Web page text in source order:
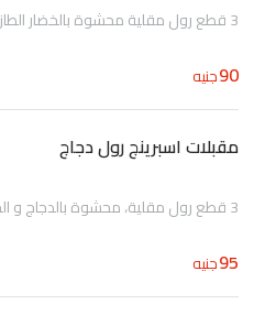
3 قطع رول مقلية محشوة بالخضار الطازج
90جنيه
مقبلات اسبرينج رول دجاج
3 قطع رول مقلية، محشوة بالدجاج و الخضار الطازج
95جنيه